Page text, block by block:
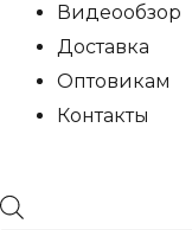
Видеообзор
Доставка
Оптовикам
Контакты